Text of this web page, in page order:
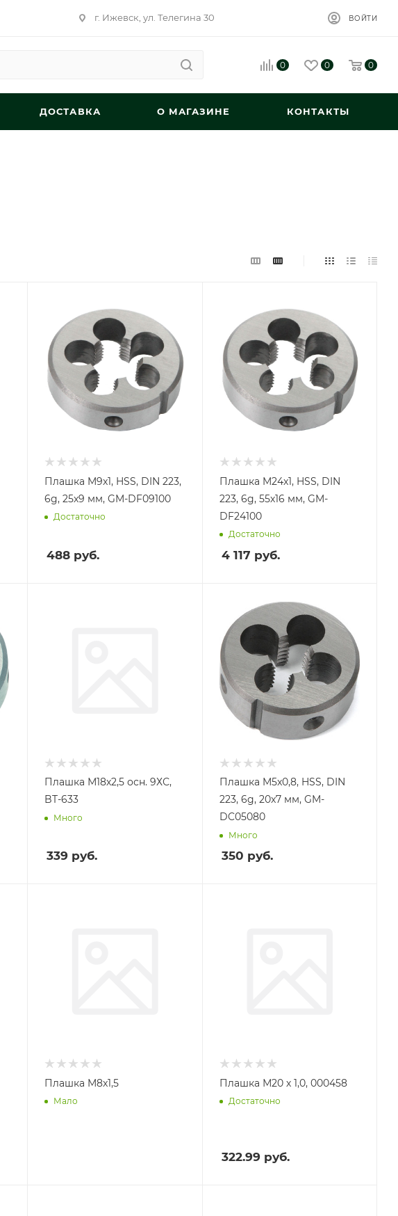
г. Ижевск, ул. Телегина 30 ВОЙТИ
0 0 0
ДОСТАВКА О МАГАЗИНЕ КОНТАКТЫ
Плашка M9x1, HSS, DIN 223,
6g, 25х9 мм, GM-DF09100
Достаточно
488 руб.
Плашка M24x1, HSS, DIN
223, 6g, 55х16 мм, GM-
DF24100
Достаточно
4 117 руб.
Плашка М18х2,5 осн. 9ХС,
BT-633
Много
339 руб.
Плашка M5x0,8, HSS, DIN
223, 6g, 20x7 мм, GM-
DC05080
Много
350 руб.
Плашка M8x1,5
Мало
Плашка М20 х 1,0, 000458
Достаточно
322.99руб.